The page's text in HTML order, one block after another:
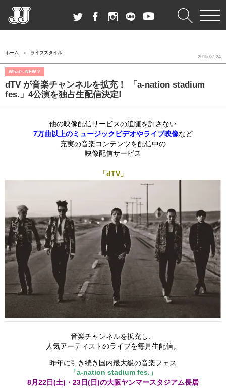
ホーム ライフスタイル
What's NEW？
dTV が音楽チャンネルを拡充！ 「a-nation stadium
fes.」4公演を独占生配信決定!
2015.07.24
他の映像配信サービスの追随を許さない
7万曲以上のミュージックビデオやライブ映像など
充実の音楽コンテンツを配信中の
映像配信サービス
「dTV」
音楽チャンネルを拡充し、
人気アーティストのライブを毎月生配信。
昨年に引き続き国内最大級の音楽フェス
「a-nation stadium fes.」
8月22日(土)・23日(日)の大阪ヤンマースタジアム長居